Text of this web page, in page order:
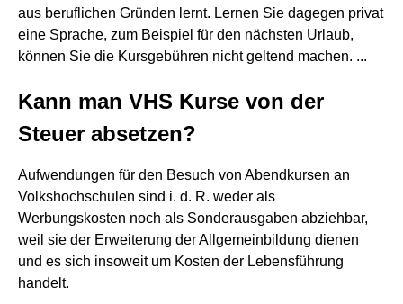
aus beruflichen Gründen lernt. Lernen Sie dagegen privat
eine Sprache, zum Beispiel für den nächsten Urlaub,
können Sie die Kursgebühren nicht geltend machen. ...
Kann man VHS Kurse von der
Steuer absetzen?
Aufwendungen für den Besuch von Abendkursen an
Volkshochschulen sind i. d. R. weder als
Werbungskosten noch als Sonderausgaben abziehbar,
weil sie der Erweiterung der Allgemeinbildung dienen
und es sich insoweit um Kosten der Lebensführung
handelt.